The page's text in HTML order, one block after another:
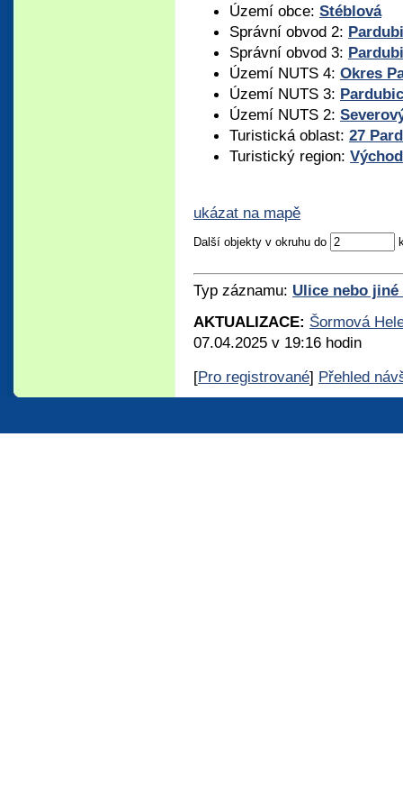
Území obce: Stéblová
Správní obvod 2:
Správní obvod 3:
Území NUTS 4: Okres
Území NUTS 3:
Území NUTS 2:
Turistická oblast: 27
Turistický region:
ukázat na mapě
Další objekty v okruhu do
Typ záznamu: Ulice nebo
AKTUALIZACE: Šormová
07.04.2025 v 19:16 hodin
[Pro registrované] Přehled